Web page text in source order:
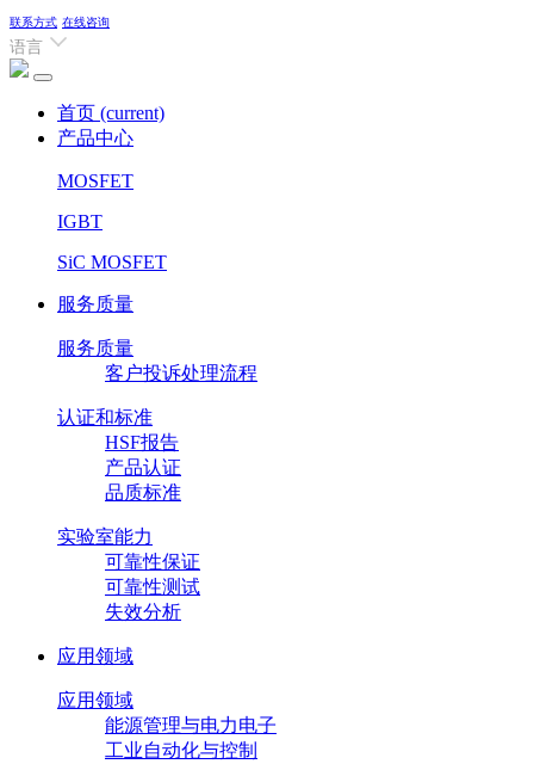
联系方式 在线咨询
语言
首页 (current)
产品中心
MOSFET
IGBT
SiC MOSFET
服务质量
服务质量
客户投诉处理流程
认证和标准
HSF报告
产品认证
品质标准
实验室能力
可靠性保证
可靠性测试
失效分析
应用领域
应用领域
能源管理与电力电子
工业自动化与控制